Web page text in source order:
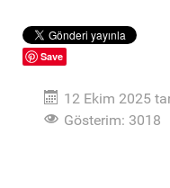
Save
12 Ekim 2025
Gösterim: 3018